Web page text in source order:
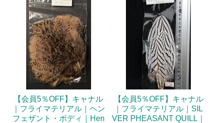
【会員5％OFF】キャナル
｜フライマテリアル｜ヘン
フェザント・ボディ｜Hen
【会員5％OFF】キャナル
｜フライマテリアル｜SIL
VER PHEASANT QUILL｜